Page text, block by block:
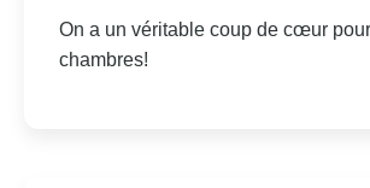
On a un véritable coup de cœur
chambres!